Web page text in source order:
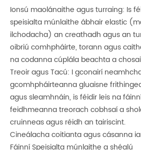
Ionsú maolánaithe agus turraing: Is
speisialta múnlaithe ábhair elastic
ilchodacha) an creathadh agus an
oibriú comhpháirte, torann agus
na codanna cúplála beachta a
Treoir agus Tacú: I gconairí
gcomhpháirteanna gluaisne
agus sleamhnáin, is féidir leis na
feidhmeanna treorach cobhsaí a
cruinneas agus réidh an tairiscint.
Cineálacha coitianta agus cásanna
Fáinní Speisialta múnlaithe a shéalú